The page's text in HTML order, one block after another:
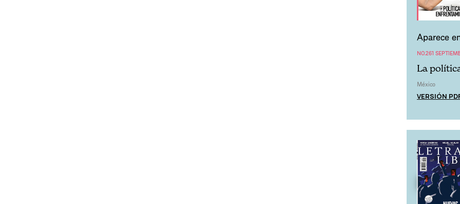
Aparece
NO.261
La
México
VERSIÓN